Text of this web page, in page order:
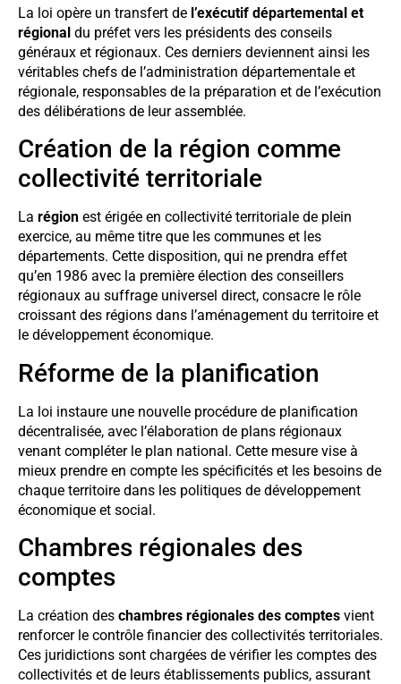
La loi opère un transfert de l’exécutif départemental et
régional du préfet vers les présidents des conseils
généraux et régionaux. Ces derniers deviennent ainsi les
véritables chefs de l’administration départementale et
régionale, responsables de la préparation et de l’exécution
des délibérations de leur assemblée.
Création de la région comme
collectivité territoriale
La région est érigée en collectivité territoriale de plein
exercice, au même titre que les communes et les
départements. Cette disposition, qui ne prendra effet
qu’en 1986 avec la première élection des conseillers
régionaux au suffrage universel direct, consacre le rôle
croissant des régions dans l’aménagement du territoire et
le développement économique.
Réforme de la planification
La loi instaure une nouvelle procédure de planification
décentralisée, avec l’élaboration de plans régionaux
venant compléter le plan national. Cette mesure vise à
mieux prendre en compte les spécificités et les besoins de
chaque territoire dans les politiques de développement
économique et social.
Chambres régionales des
comptes
La création des chambres régionales des comptes vient
renforcer le contrôle financier des collectivités territoriales.
Ces juridictions sont chargées de vérifier les comptes des
collectivités et de leurs établissements publics, assurant